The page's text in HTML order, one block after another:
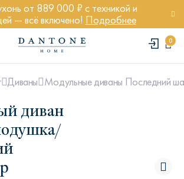
от 889 000 ₽ с техникой и
— всё включено! Подробнее
0
Диваны Модульные диваны Последний
диван